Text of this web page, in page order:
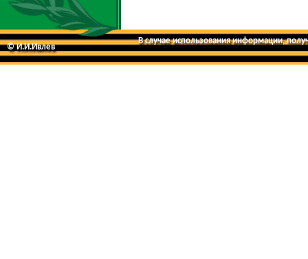
© И.И.Ивлев
В случае использования информации,